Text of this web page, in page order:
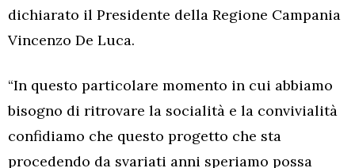
dichiarato il Presidente della Regione Campania
Vincenzo De Luca.
“In questo particolare momento in cui abbiamo
bisogno di ritrovare la socialità e la convivialità
confidiamo che questo progetto che sta
procedendo da svariati anni speriamo possa